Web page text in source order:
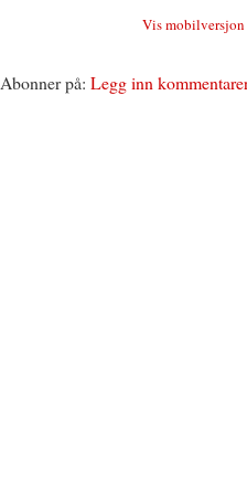
Vis mobilversjon
Abonner på: Legg inn